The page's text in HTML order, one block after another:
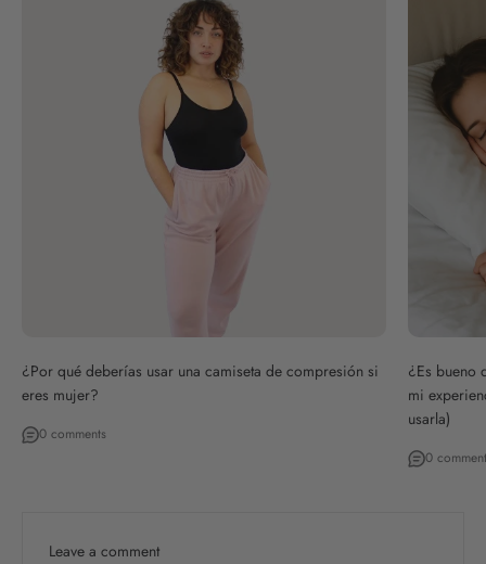
¿Por qué deberías usar una camiseta de compresión si
eres mujer?
0 comments
¿Es bueno
mi
usarla)
0
Leave a comment